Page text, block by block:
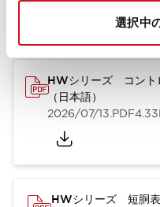
選択中
取扱説明書
HWシリーズ コント
（日本語）
2026/07/13.PDF
HWシリーズ 短胴表